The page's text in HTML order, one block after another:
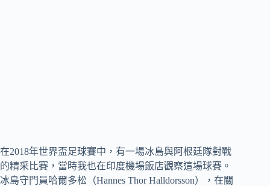
在2018年世界盃足球賽中，有一場冰島與阿根廷隊對戰
的精采比賽，當時我也在印度機場飯店觀察這場球賽。
冰島守門員哈爾多松（Hannes Thor Halldorsson），在關